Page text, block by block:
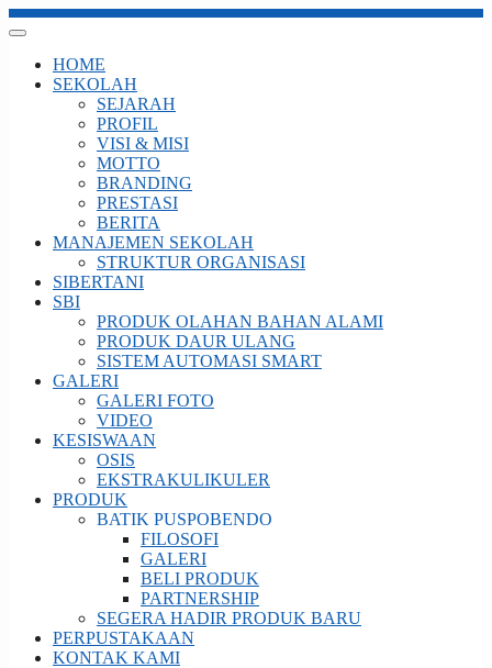
HOME
SEKOLAH
SEJARAH
PROFIL
VISI & MISI
MOTTO
BRANDING
PRESTASI
BERITA
MANAJEMEN SEKOLAH
STRUKTUR ORGANISASI
SIBERTANI
SBI
PRODUK OLAHAN BAHAN ALAMI
PRODUK DAUR ULANG
SISTEM AUTOMASI SMART
GALERI
GALERI FOTO
VIDEO
KESISWAAN
OSIS
EKSTRAKULIKULER
PRODUK
BATIK PUSPOBENDO
FILOSOFI
GALERI
BELI PRODUK
PARTNERSHIP
SEGERA HADIR PRODUK BARU
PERPUSTAKAAN
KONTAK KAMI